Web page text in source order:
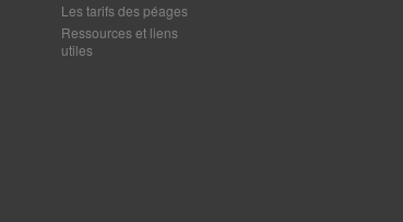
Les tarifs des péages
Ressources et liens
utiles